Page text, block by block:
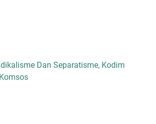
Dan Separatisme, Kodim